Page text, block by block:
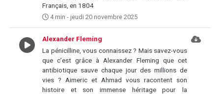
Français, en 1804
4 min - jeudi 20 novembre 2025
Alexander Fleming
La pénicilline, vous connaissez ? Mais savez-vous
que c’est grâce à Alexander Fleming que cet
antibiotique sauve chaque jour des millions de
vies ? Aimeric et Ahmad vous racontent son
histoire et son immense héritage pour la